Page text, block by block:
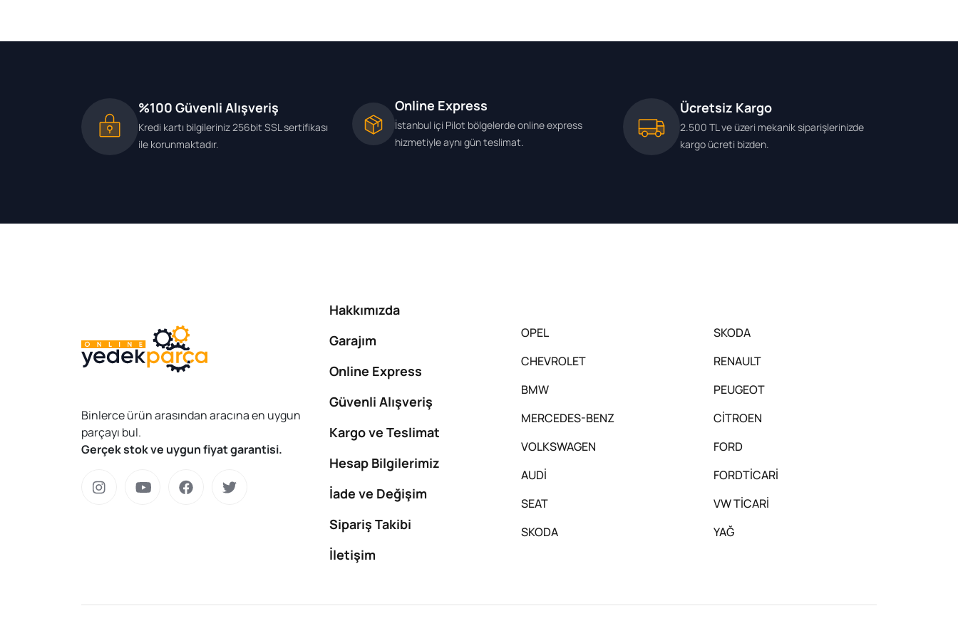
%100 Güvenli Alışveriş
Kredi kartı bilgileriniz 256bit SSL sertifikası
ile korunmaktadır.
Online Express
İstanbul içi Pilot bölgelerde online express
hizmetiyle aynı gün teslimat.
Ücretsiz Kargo
2.500 TL ve üzeri mekanik siparişlerinizde
kargo ücreti bizden.
Binlerce ürün arasından aracına en uygun
parçayı bul.
Gerçek stok ve uygun fiyat garantisi.
Hakkımızda
Garajım
Online Express
Güvenli Alışveriş
Kargo ve Teslimat
Hesap Bilgilerimiz
İade ve Değişim
Sipariş Takibi
İletişim
OPEL
CHEVROLET
BMW
MERCEDES-BENZ
VOLKSWAGEN
AUDİ
SEAT
SKODA
SKODA
RENAULT
PEUGEOT
CİTROEN
FORD
FORDTİCARİ
VW TİCARİ
YAĞ